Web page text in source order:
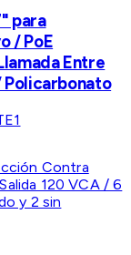
para
/ PoE
Entre
Policarbonato